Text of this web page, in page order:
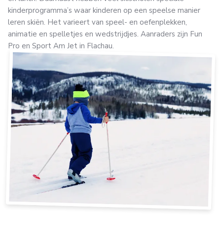
kinderprogramma’s waar kinderen op een speelse manier
leren skiën. Het varieert van speel- en oefenplekken,
animatie en spelletjes en wedstrijdjes. Aanraders zijn Fun
Pro en Sport Am Jet in Flachau.